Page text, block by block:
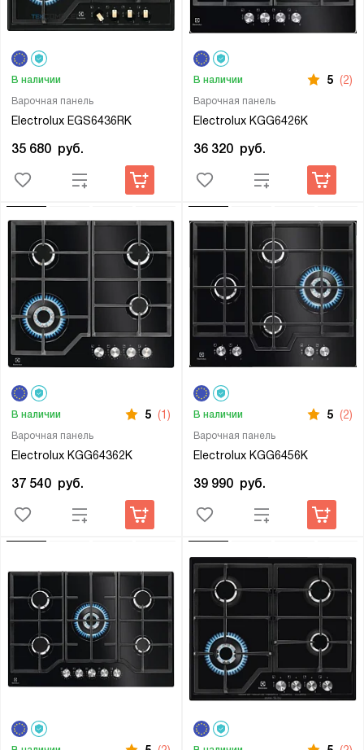
Варочная панель
Electrolux EGS6436RK
В наличии
35 680 руб.
Варочная панель
Electrolux KGG6426K
В наличии 5 (2)
36 320 руб.
Варочная панель
Electrolux KGG64362K
В наличии 5 (1)
37 540 руб.
Варочная панель
Electrolux KGG6456K
В наличии 5 (2)
39 990 руб.